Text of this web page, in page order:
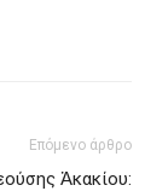
Επόμενο άρθρο
Ἀκακίου: